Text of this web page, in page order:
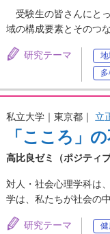
受験生の皆さんにと
域の構成要素とそのつ
研究テーマ
私立大学｜東京都｜ 立
「こころ」
高比良ゼミ（ポジティ
対人・社会心理学科は
学は、私たちが社会の
研究テーマ